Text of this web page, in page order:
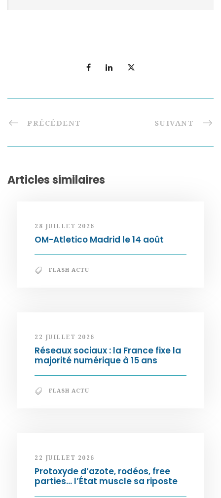
PRÉCÉDENT SUIVANT
Articles similaires
28 JUILLET 2026
OM-Atletico Madrid le 14 août
FLASH ACTU
22 JUILLET 2026
Réseaux sociaux : la France fixe la
majorité numérique à 15 ans
FLASH ACTU
22 JUILLET 2026
Protoxyde d’azote, rodéos, free
parties… l’État muscle sa riposte